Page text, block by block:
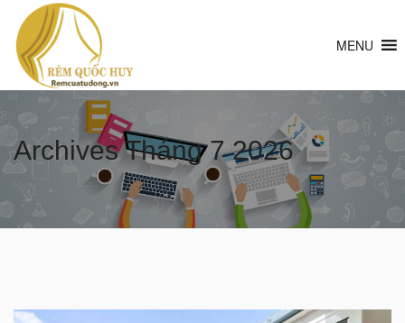
MENU
ArchivesTháng 7 2026